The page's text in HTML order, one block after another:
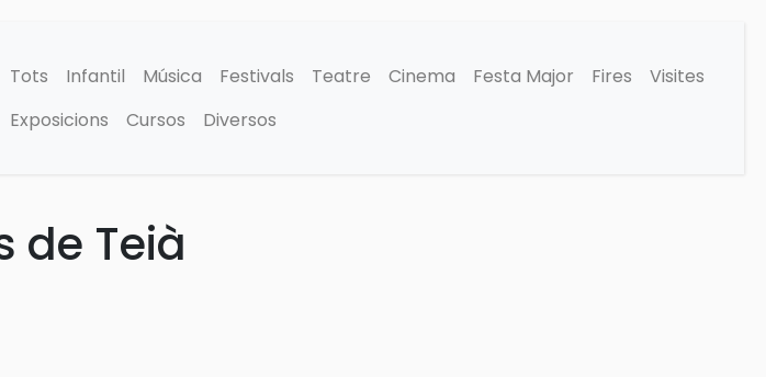
Tots Infantil Música Festivals Teatre Cinema Festa Major Fires
Visites
Exposicions
Cursos Diversos
de Teià